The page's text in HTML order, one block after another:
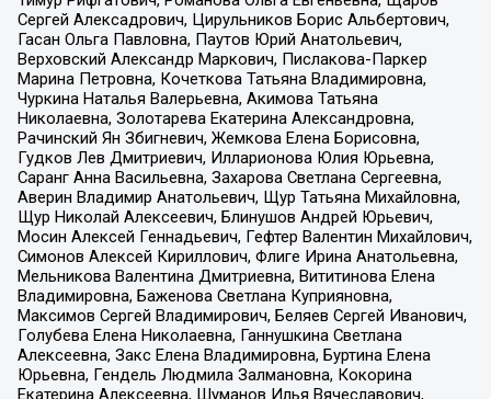
Сергей Алексадрович, Цирульников Борис Альбертович,
Гасан Ольга Павловна, Паутов Юрий Анатольевич,
Верховский Александр Маркович, Пислакова-Паркер
Марина Петровна, Кочеткова Татьяна Владимировна,
Чуркина Наталья Валерьевна, Акимова Татьяна
Николаевна, Золотарева Екатерина Александровна,
Рачинский Ян Збигневич, Жемкова Елена Борисовна,
Гудков Лев Дмитриевич, Илларионова Юлия Юрьевна,
Саранг Анна Васильевна, Захарова Светлана Сергеевна,
Аверин Владимир Анатольевич, Щур Татьяна Михайловна,
Щур Николай Алексеевич, Блинушов Андрей Юрьевич,
Мосин Алексей Геннадьевич, Гефтер Валентин Михайлович,
Симонов Алексей Кириллович, Флиге Ирина Анатольевна,
Мельникова Валентина Дмитриевна, Вититинова Елена
Владимировна, Баженова Светлана Куприяновна,
Максимов Сергей Владимирович, Беляев Сергей Иванович,
Голубева Елена Николаевна, Ганнушкина Светлана
Алексеевна, Закс Елена Владимировна, Буртина Елена
Юрьевна, Гендель Людмила Залмановна, Кокорина
Екатерина Алексеевна, Шуманов Илья Вячеславович,